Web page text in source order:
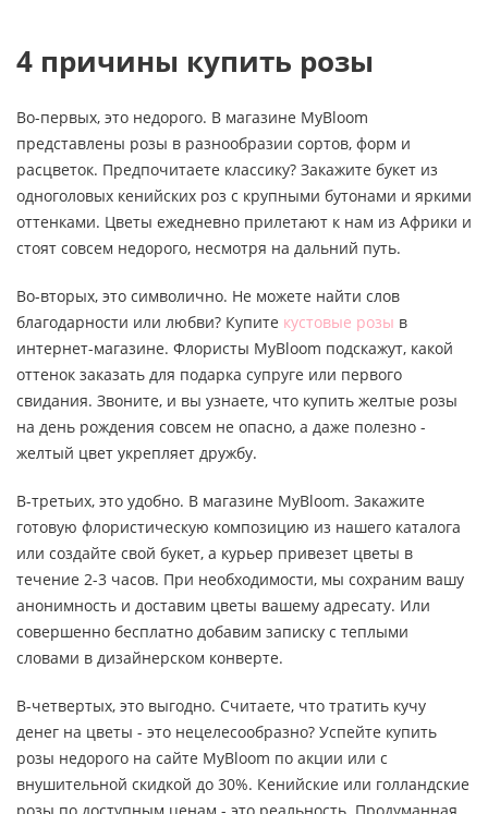
4 причины купить розы
Во-первых, это недорого. В магазине MyBloom
представлены розы в разнообразии сортов, форм и
расцветок. Предпочитаете классику? Закажите букет из
одноголовых кенийских роз с крупными бутонами и яркими
оттенками. Цветы ежедневно прилетают к нам из Африки и
стоят совсем недорого, несмотря на дальний путь.
Во-вторых, это символично. Не можете найти слов
благодарности или любви? Купите кустовые розы в
интернет-магазине. Флористы MyBloom подскажут, какой
оттенок заказать для подарка супруге или первого
свидания. Звоните, и вы узнаете, что купить желтые розы
на день рождения совсем не опасно, а даже полезно -
желтый цвет укрепляет дружбу.
В-третьих, это удобно. В магазине MyBloom. Закажите
готовую флористическую композицию из нашего каталога
или создайте свой букет, а курьер привезет цветы в
течение 2-3 часов. При необходимости, мы сохраним вашу
анонимность и доставим цветы вашему адресату. Или
совершенно бесплатно добавим записку с теплыми
словами в дизайнерском конверте.
В-четвертых, это выгодно. Считаете, что тратить кучу
денег на цветы - это нецелесообразно? Успейте купить
розы недорого на сайте MyBloom по акции или с
внушительной скидкой до 30%. Кенийские или голландские